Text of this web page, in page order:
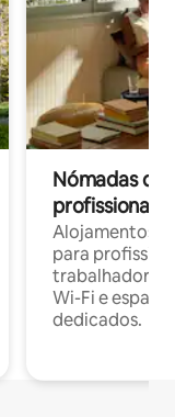
Nómadas
profissionais
Alojamentos
para
trabalhadores
Wi-Fi e
dedicados.